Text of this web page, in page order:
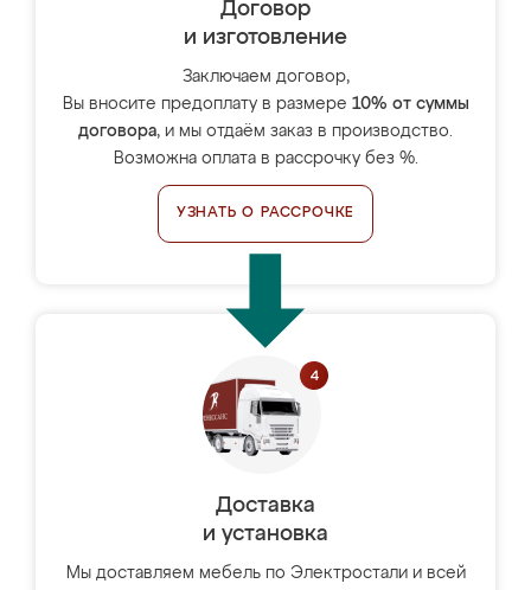
Договор
и изготовление
Заключаем договор,
Вы вносите предоплату в размере 10% от суммы
договора, и мы отдаём заказ в производство.
Возможна оплата в рассрочку без %.
УЗНАТЬ О РАССРОЧКЕ
Доставка
и установка
Мы доставляем мебель по Электростали и всей